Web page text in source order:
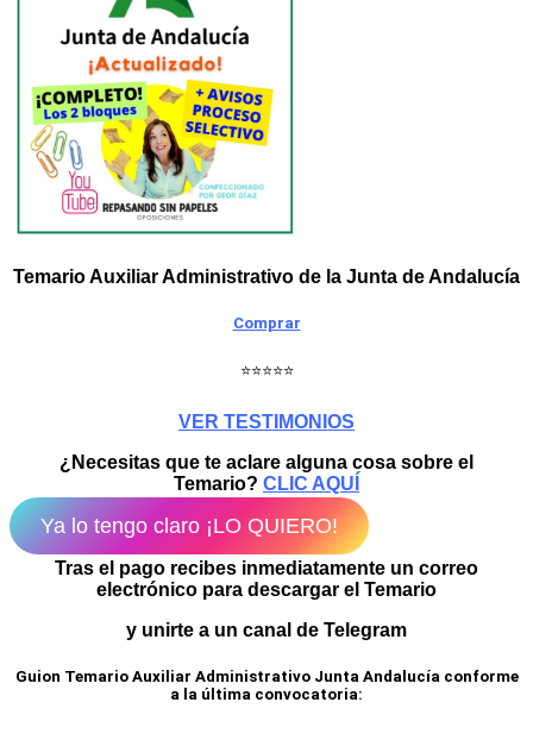
Temario Auxiliar Administrativo de la Junta de Andalucía
Comprar
⭐⭐⭐⭐⭐
VER TESTIMONIOS
¿Necesitas que te aclare alguna cosa sobre el
Temario? CLIC AQUÍ
Ya lo tengo claro ¡LO QUIERO!
Tras el pago recibes inmediatamente un correo
electrónico para descargar el Temario
y unirte a un canal de Telegram
Guion Temario Auxiliar Administrativo Junta Andalucía conforme
a la última convocatoria: